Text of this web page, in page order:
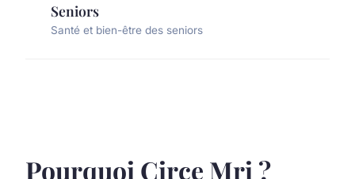
Seniors
Santé et bien-être des seniors
Pourquoi Circe Mri ?